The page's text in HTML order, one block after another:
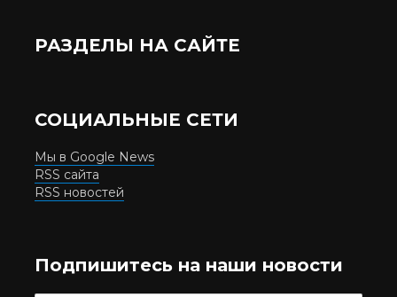
РАЗДЕЛЫ НА САЙТЕ
СОЦИАЛЬНЫЕ СЕТИ
Мы в Google News
RSS сайта
RSS новостей
Подпишитесь на наши новости